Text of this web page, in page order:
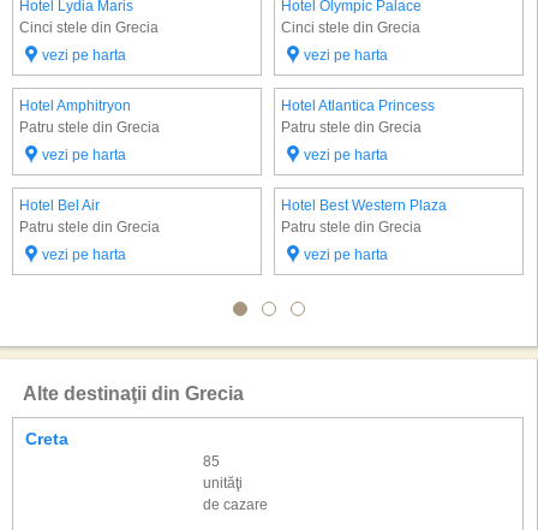
Hotel Lydia Maris
Cinci stele din Grecia
vezi pe harta
Hotel Olympic Palace
Cinci stele din Grecia
vezi pe harta
Hotel Amphitryon
Patru stele din Grecia
vezi pe harta
Hotel Atlantica Princess
Patru stele din Grecia
vezi pe harta
Hotel Bel Air
Patru stele din Grecia
vezi pe harta
Hotel Best Western Plaza
Patru stele din Grecia
vezi pe harta
Alte destinaţii din Grecia
Creta
85
unităţi
de cazare